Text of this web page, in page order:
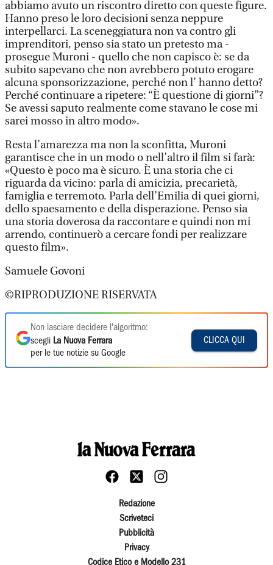
abbiamo avuto un riscontro diretto con queste figure.
Hanno preso le loro decisioni senza neppure
interpellarci. La sceneggiatura non va contro gli
imprenditori, penso sia stato un pretesto ma -
prosegue Muroni - quello che non capisco è: se da
subito sapevano che non avrebbero potuto erogare
alcuna sponsorizzazione, perché non l’ hanno detto?
Perché continuare a ripetere: “È questione di giorni”?
Se avessi saputo realmente come stavano le cose mi
sarei mosso in altro modo».
Resta l’amarezza ma non la sconfitta, Muroni
garantisce che in un modo o nell’altro il film si farà:
«Questo è poco ma è sicuro. È una storia che ci
riguarda da vicino: parla di amicizia, precarietà,
famiglia e terremoto. Parla dell’Emilia di quei giorni,
dello spaesamento e della disperazione. Penso sia
una storia doverosa da raccontare e quindi non mi
arrendo, continuerò a cercare fondi per realizzare
questo film».
Samuele Govoni
©RIPRODUZIONE RISERVATA
Non lasciare decidere l'algoritmo:
scegli La Nuova Ferrara
per le tue notizie su Google
CLICCA QUI
Redazione
Scriveteci
Pubblicità
Privacy
Codice Etico e Modello 231